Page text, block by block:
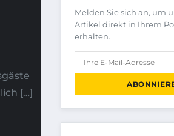
[…]
Melden Sie sich an, um
Artikel direkt in Ihrem
erhalten.